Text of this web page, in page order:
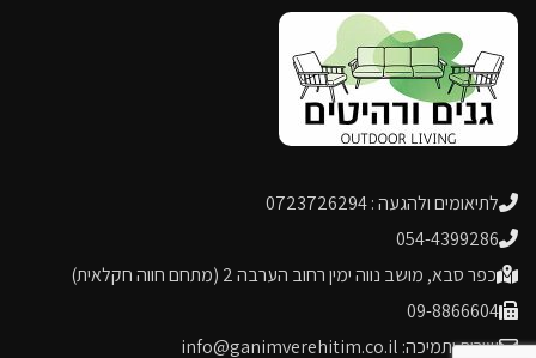
לתיאומים ולהגעה : 0723726294
054-4399286
כפר סבא, מושב נווה ימין רחוב הערבה 2 (מתחם חווה חקלאית)
09-8866604
שירות ותמיכה: info@ganimverehitim.co.il